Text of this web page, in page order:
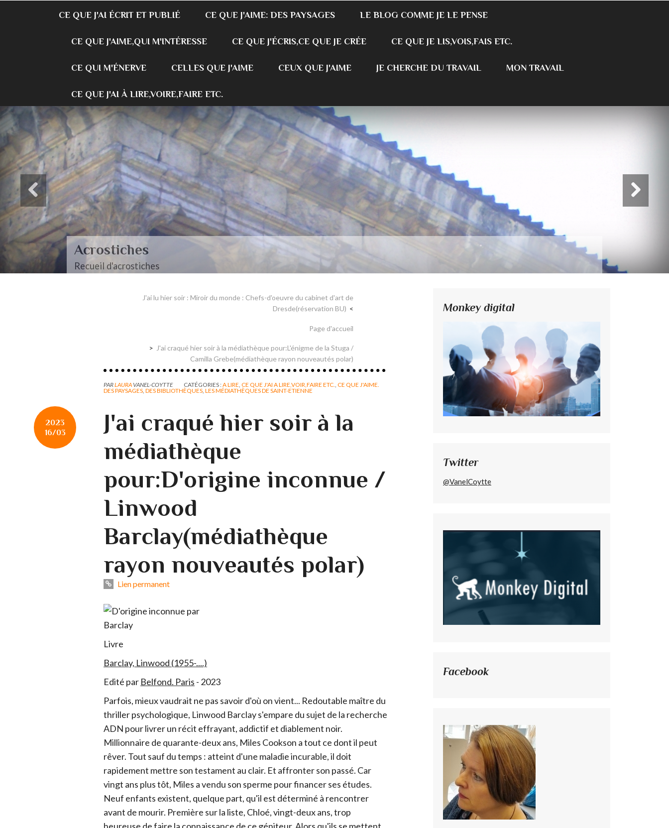
CE QUE J'AI ÉCRIT ET PUBLIÉ CE QUE J'AIME: DES PAYSAGES LE BLOG COMME JE LE PENSE
CE QUE J'AIME,QUI M'INTÉRESSE CE QUE J'ÉCRIS,CE QUE JE CRÉE CE QUE JE LIS,VOIS,FAIS ETC.
CE QUI M'ÉNERVE CELLES QUE J'AIME CEUX QUE J'AIME JE CHERCHE DU TRAVAIL MON TRAVAIL
CE QUE J'AI À LIRE,VOIRE,FAIRE ETC.
Acrostiches
Recueil d'acrostiches
J'ai lu hier soir : Miroir du monde : Chefs-d'oeuvre du cabinet d'art de
Dresde(réservation BU)
Page d'accueil
J'ai craqué hier soir à la médiathèque pour:L'énigme de la Stuga /
Camilla Grebe(médiathèque rayon nouveautés polar)
PARLAURA VANEL-COYTTE CATÉGORIES :A LIRE, CE QUE J'AI A LIRE,VOIR,FAIRE ETC., CE QUE J'AIME.
DES PAYSAGES, DES BIBLIOTHÈQUES, LES MÉDIATHÈQUES DE SAINT-ETIENNE
2023
16/03
J'ai craqué hier soir à la
médiathèque
pour:D'origine inconnue /
Linwood
Barclay(médiathèque
rayon nouveautés polar)
Lien permanent
Livre
Barclay, Linwood (1955-....)
Edité par Belfond. Paris - 2023
Parfois, mieux vaudrait ne pas savoir d'où on vient... Redoutable maître du
thriller psychologique, Linwood Barclay s'empare du sujet de la recherche
ADN pour livrer un récit effrayant, addictif et diablement noir.
Millionnaire de quarante-deux ans, Miles Cookson a tout ce dont il peut
rêver. Tout sauf du temps : atteint d'une maladie incurable, il doit
rapidement mettre son testament au clair. Et affronter son passé. Car
vingt ans plus tôt, Miles a vendu son sperme pour financer ses études.
Neuf enfants existent, quelque part, qu'il est déterminé à rencontrer
avant de mourir. Première sur la liste, Chloé, vingt-deux ans, trop
Monkey digital
Twitter
@VanelCoytte
Facebook